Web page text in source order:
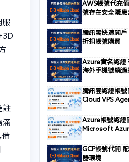
服
註
滿
備
AWS帳號代充
號存在安全隱患
騰訊雲快速開戶
折扣帳號購買
Azure實名認證
海外手機號繞過
騰訊雲認證帳
Cloud VPS
Azure帳號認證
Microsoft
GCP帳號代開
器環境